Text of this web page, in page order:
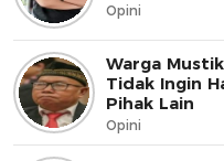
Opini
Warga
Tidak Ingin
Pihak Lain
Opini